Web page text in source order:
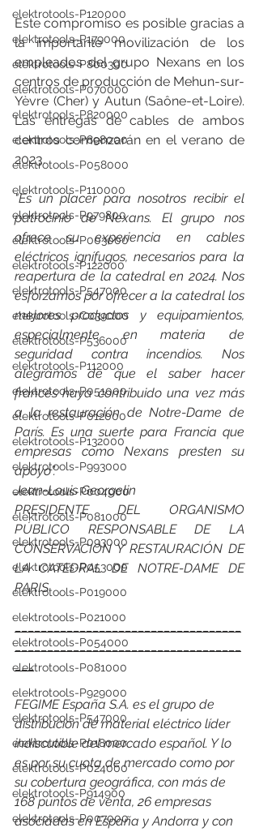
elektrotools-P120000
elektrotools-P179000
elektrotools-P800300
elektrotools-P070000
elektrotools-P820000
elektrotools-P898000
elektrotools-P058000
elektrotools-P110000
elektrotools-P979800
elektrotools-P003000
elektrotools-P122000
elektrotools-P547000
elektrotools-C039000
elektrotools-P536000
elektrotools-P112000
elektrotools-P051000
elektrotools-P012000
elektrotools-P132000
elektrotools-P993000
elektrotools-P004000
elektrotools-P081000
elektrotools-P093000
elektrotools-P053000
elektrotools-P019000
elektrotools-P021000
elektrotools-P054000
elektrotools-P081000
elektrotools-P929000
elektrotools-P547000
elektrotools-P018000
elektrotools-P024000
elektrotools-P914900
elektrotools-P007000
Este compromiso es posible gracias a
la importante movilización de los
empleados del grupo Nexans en los
centros de producción de Mehun-sur-
Yèvre (Cher) y Autun (Saône-et-Loire).
Las entregas de cables de ambos
centros comenzarán en el verano de
2023.
"Es un placer para nosotros recibir el
patrocinio de Nexans. El grupo nos
ofrece su experiencia en cables
eléctricos ignífugos, necesarios para la
reapertura de la catedral en 2024. Nos
esforzamos por ofrecer a la catedral los
mejores productos y equipamientos,
especialmente en materia de
seguridad contra incendios. Nos
alegramos de que el saber hacer
francés haya contribuido una vez más
a la restauración de Notre-Dame de
París. Es una suerte para Francia que
empresas como Nexans presten su
apoyo”.
Jean-Louis Georgelin
PRESIDENTE DEL ORGANISMO
PÚBLICO RESPONSABLE DE LA
CONSERVACIÓN Y RESTAURACIÓN DE
LA CATEDRAL DE NOTRE-DAME DE
PARIS
___________________________________
___________________________________
___
FEGIME España S.A. es el grupo de
distribución de material eléctrico líder
indiscutible del mercado español. Y lo
es por su cuota de mercado como por
su cobertura geográfica, con más de
168 puntos de venta, 26 empresas
asociadas en España y Andorra y con